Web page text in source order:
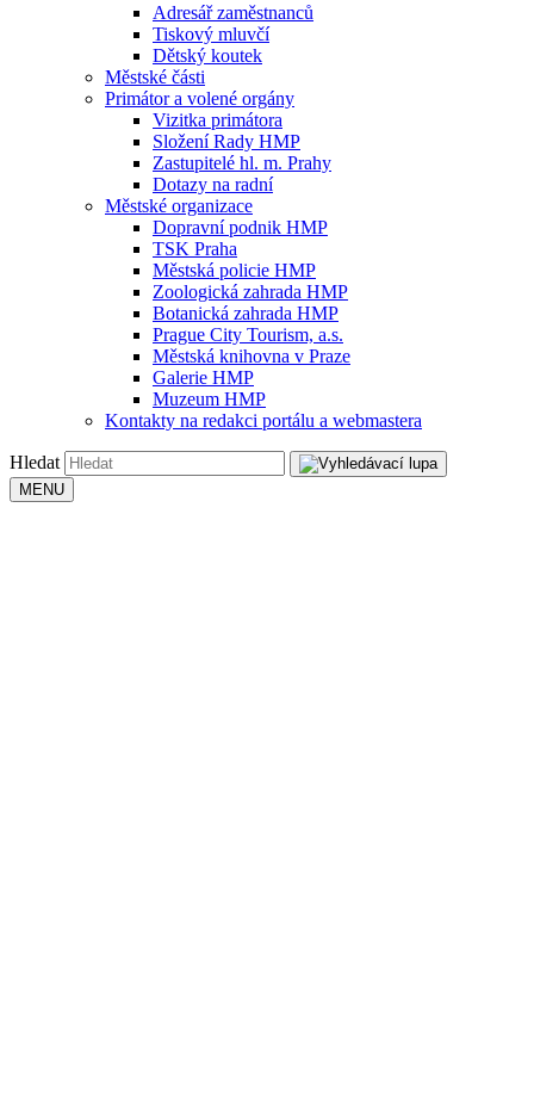
Adresář zaměstnanců
Tiskový mluvčí
Dětský koutek
Městské části
Primátor a volené orgány
Vizitka primátora
Složení Rady HMP
Zastupitelé hl. m. Prahy
Dotazy na radní
Městské organizace
Dopravní podnik HMP
TSK Praha
Městská policie HMP
Zoologická zahrada HMP
Botanická zahrada HMP
Prague City Tourism, a.s.
Městská knihovna v Praze
Galerie HMP
Muzeum HMP
Kontakty na redakci portálu a webmastera
Hledat
MENU